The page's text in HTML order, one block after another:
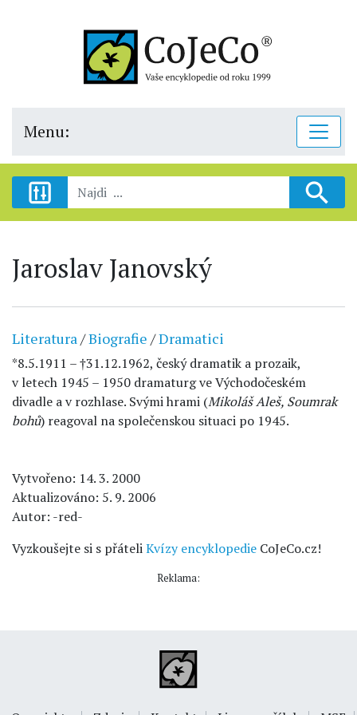
Menu:
Jaroslav Janovský
Literatura/Biografie /Dramatici
*8.5.1911 – †31.12.1962, český dramatik a prozaik,
v letech 1945 – 1950 dramaturg ve Východočeském
divadle a v rozhlase. Svými hrami (Mikoláš Aleš, Soumrak
bohů) reagoval na společenskou situaci po 1945.
Vytvořeno: 14. 3. 2000
Aktualizováno: 5. 9. 2006
Autor: -red-
Vyzkoušejte si s přáteliKvízy encyklopedie CoJeCo.cz!
Reklama: